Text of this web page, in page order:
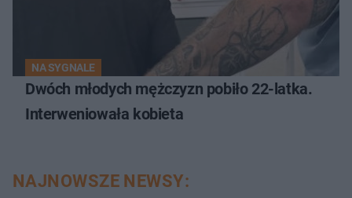
NA SYGNALE
Dwóch młodych mężczyzn pobiło 22-latka.
Interweniowała kobieta
NAJNOWSZE NEWSY: